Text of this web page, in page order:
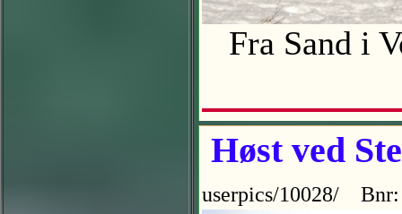
Fra Sand i
Høst ved
userpics/10028/ Bnr: